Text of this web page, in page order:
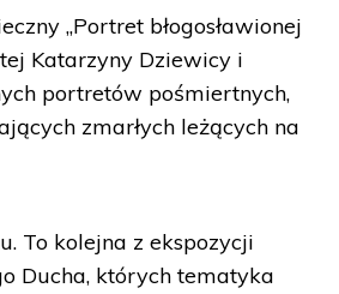
„Portret błogosławionej
Katarzyny Dziewicy i
portretów pośmiertnych,
zmarłych leżących na
To kolejna z ekspozycji
Ducha, których tematyka